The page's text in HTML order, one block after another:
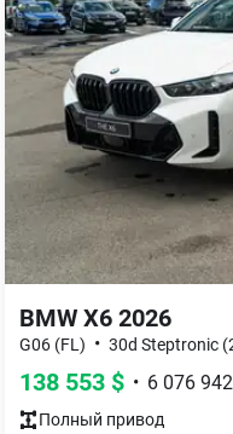
BMW X6 2026
G06 (FL) • 30d Steptronic
138 553 $ • 6 076 942
Полный привод